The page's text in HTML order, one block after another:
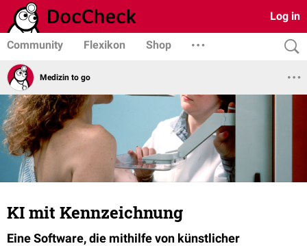
Log in
Community Flexikon Shop
Medizin to go
KI mit Kennzeichnung
Eine Software, die mithilfe von künstlicher